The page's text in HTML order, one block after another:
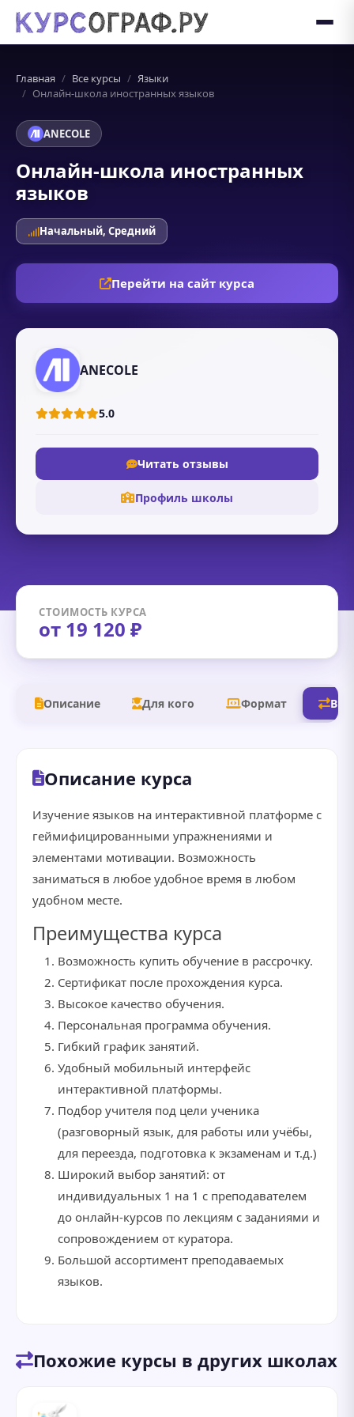
Главная Все курсы
Языки
Онлайн-школа иностранных языков
ANECOLE
Онлайн-школа иностранных
языков
Начальный, Средний
Перейти на сайт курса
ANECOLE
5.0
Читать отзывы
Профиль школы
СТОИМОСТЬ КУРСА
от 19 120 ₽
Описание Для кого Формат В
Описание курса
Изучение языков на интерактивной платформе с
геймифицированными упражнениями и
элементами мотивации. Возможность
заниматься в любое удобное время в любом
удобном месте.
Преимущества курса
Возможность купить обучение в рассрочку.
Сертификат после прохождения курса.
Высокое качество обучения.
Персональная программа обучения.
Гибкий график занятий.
Удобный мобильный интерфейс
интерактивной платформы.
Подбор учителя под цели ученика
(разговорный язык, для работы или учёбы,
для переезда, подготовка к экзаменам и т.д.)
Широкий выбор занятий: от
индивидуальных 1 на 1 с преподавателем
до онлайн-курсов по лекциям с заданиями и
сопровождением от куратора.
Большой ассортимент преподаваемых
языков.
Похожие курсы в других школах